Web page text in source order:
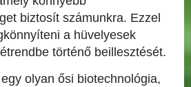
biztosít számunkra. Ezzel
a hüvelyesek
történő beillesztését.
olyan ősi biotechnológia,